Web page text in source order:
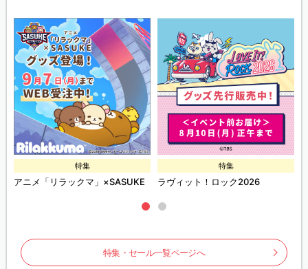
特集
アニメ「リラックマ」×SASUKE
特集
ラヴィット！ロック2026
特集・セール一覧ページへ